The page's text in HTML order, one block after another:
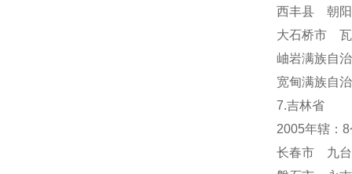
西丰县 朝
大石桥市
岫岩满族自
宽甸满族自
7.吉林省
2005年辖：
长春市 九